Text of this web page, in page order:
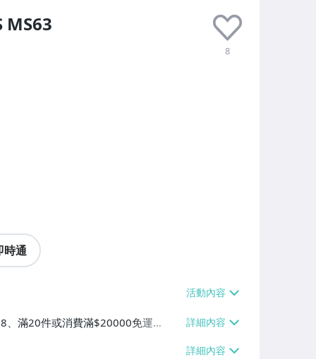
MS63
8
時通
、滿20件或消費滿$20000免運